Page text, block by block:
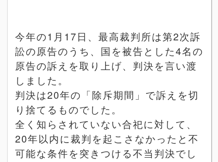
今年の1 月 17日、最高裁判所は第2次訴
訟の原告のうち、国を被告とした4名の
原告の訴えを取り上げ、判決を言い渡
しました。
判決は20年の「除斥期間」で訴えを切
り捨てるものでした。
全く知らされていない合祀に対して、
20年以内に裁判を起こさなかったと不
可能な条件を突きつける不当判決でし